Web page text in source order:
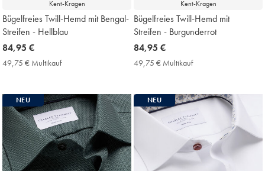
Kent-Kragen
Bügelfreies Twill-Hemd mit Bengal-
Streifen - Hellblau
now
84,95
84,95 €
49,75 € Multikauf49,75
Price
Kent-Kragen
Bügelfreies Twill-Hemd mit
Streifen - Burgunderrot
now
84,95
84,95 €
49,75 € Multikauf49,75
Price
NEU NEU